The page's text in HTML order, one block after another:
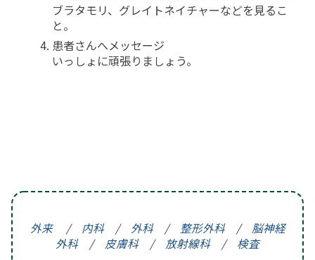
ブラタモリ、グレイトネイチャーなどを見るこ
と。
患者さんへメッセージ
いっしょに頑張りましょう。
外来 / 内科/ 外科/ 整形外科/ 脳神経
外科/ 皮膚科/ 放射線科/ 検査